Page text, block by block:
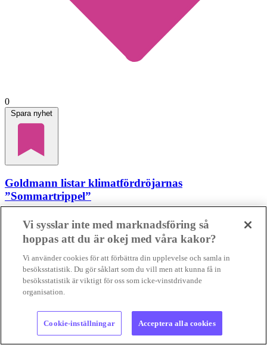
0
Spara nyhet
Goldmann listar klimatfördröjarnas
”Sommartrippel”
KLIMATKRUMBUKTER
Sommaren går till historien för dina
dödliga skogsbränder och extremhetta. Men även för all
faktaförvrängning, skriver SMB:s krönikör...
dödliga skogsbränder och e...
08 aug 2026• Lästid:6 min
Vi sysslar inte med marknadsföring så
hoppas att du är okej med våra kakor?
Vi använder cookies för att förbättra din upplevelse och samla in
besöksstatistik. Du gör såklart som du vill men att kunna få in
besöksstatistik är viktigt för oss som icke-vinstdrivande
organisation.
Cookie-inställningar Acceptera alla cookies